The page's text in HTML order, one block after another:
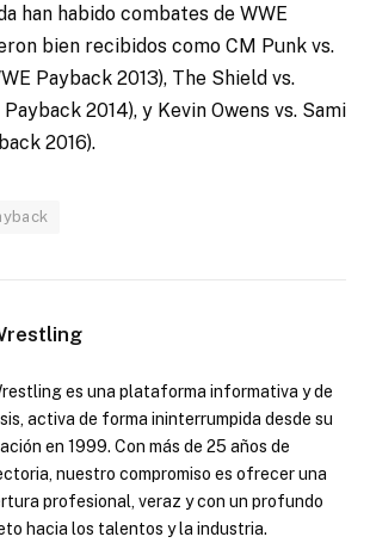
han habido combates de WWE
bien recibidos como CM Punk vs.
Payback 2013), The Shield vs.
2014), y Kevin Owens vs. Sami
2016).
es una plataforma informativa y de
activa de forma ininterrumpida desde su
en 1999. Con más de 25 años de
nuestro compromiso es ofrecer una
profesional, veraz y con un profundo
hacia los talentos y la industria.